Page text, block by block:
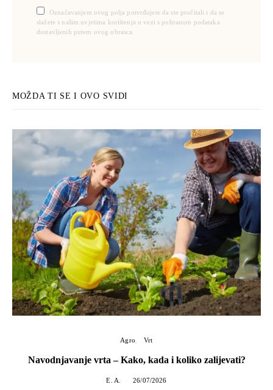
Označavanjem ovog polja potvrđujete da ste pročitali i da se
slažete s našim uvjetima korištenja u vezi s pohranom podataka
dostavljenih putem ovog obrasca.
MOŽDA TI SE I OVO SVIDI
Agro Vrt
Navodnjavanje vrta – Kako, kada i koliko zalijevati?
E. A. 26/07/2026